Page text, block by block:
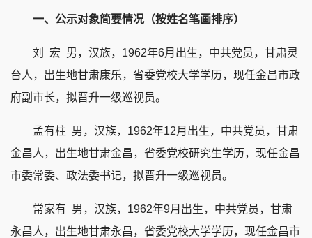
一、公示对象简要情况（按姓名笔画排序）
刘 宏 男，汉族，1962年6月出生，中共党员，甘肃灵
台人，出生地甘肃康乐，省委党校大学学历，现任金昌市政
府副市长，拟晋升一级巡视员。
孟有柱 男，汉族，1962年12月出生，中共党员，甘肃
金昌人，出生地甘肃金昌，省委党校研究生学历，现任金昌
市委常委、政法委书记，拟晋升一级巡视员。
常家有 男，汉族，1962年9月出生，中共党员，甘肃
永昌人，出生地甘肃永昌，省委党校大学学历，现任金昌市